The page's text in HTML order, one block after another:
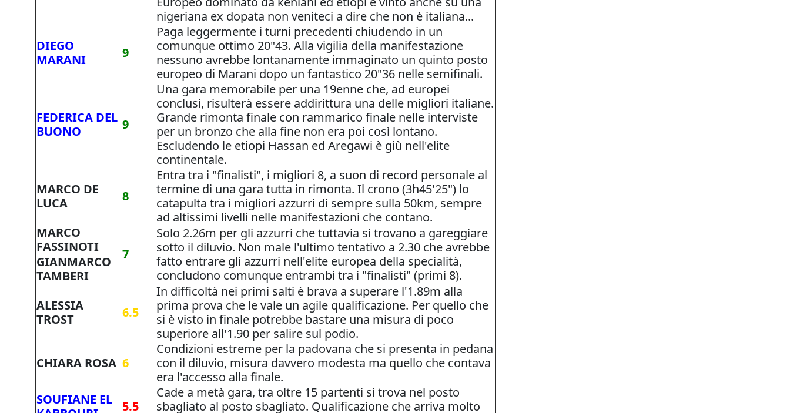
nigeriana ex dopata non veniteci a dire che non è italiana...
DIEGO
MARANI
9
Paga leggermente i turni precedenti chiudendo in un
comunque ottimo 20"43. Alla vigilia della manifestazione
nessuno avrebbe lontanamente immaginato un quinto posto
europeo di Marani dopo un fantastico 20"36 nelle semifinali.
FEDERICA DEL
BUONO
9
Una gara memorabile per una 19enne che, ad europei
conclusi, risulterà essere addirittura una delle migliori italiane.
Grande rimonta finale con rammarico finale nelle interviste
per un bronzo che alla fine non era poi così lontano.
Escludendo le etiopi Hassan ed Aregawi è giù nell'elite
continentale.
MARCO DE
LUCA
8
Entra tra i "finalisti", i migliori 8, a suon di record personale al
termine di una gara tutta in rimonta. Il crono (3h45'25") lo
catapulta tra i migliori azzurri di sempre sulla 50km, sempre
ad altissimi livelli nelle manifestazioni che contano.
MARCO
FASSINOTI
7
Solo 2.26m per gli azzurri che tuttavia si trovano a gareggiare
sotto il diluvio. Non male l'ultimo tentativo a 2.30 che avrebbe
fatto entrare gli azzurri nell'elite europea della specialità,
concludono comunque entrambi tra i "finalisti" (primi 8).
GIANMARCO
TAMBERI
ALESSIA
TROST
6.5
In difficoltà nei primi salti è brava a superare l'1.89m alla
prima prova che le vale un agile qualificazione. Per quello che
si è visto in finale potrebbe bastare una misura di poco
superiore all'1.90 per salire sul podio.
CHIARA ROSA 6
Condizioni estreme per la padovana che si presenta in pedana
con il diluvio, misura davvero modesta ma quello che contava
era l'accesso alla finale.
SOUFIANE EL
5.5
Cade a metà gara, tra oltre 15 partenti si trova nel posto
sbagliato al posto sbagliato. Qualificazione che arriva molto